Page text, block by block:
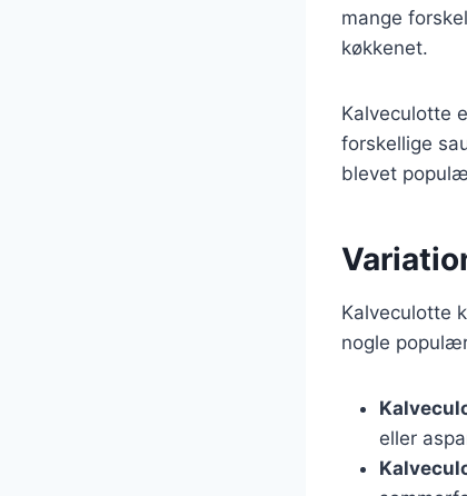
mange
køkkenet.
Kalveculotte
forskellige
blevet
Kalveculotte
nogle
eller